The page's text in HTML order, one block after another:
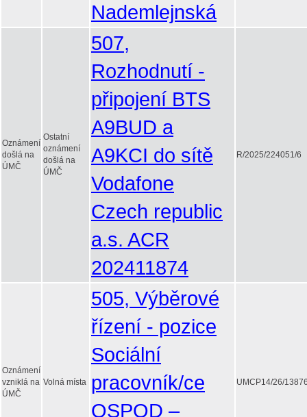
Nademlejnská
Oznámení
došlá na
ÚMČ
Ostatní
oznámení
došlá na
ÚMČ
507,
Rozhodnutí -
připojení BTS
A9BUD a
A9KCI do sítě
Vodafone
Czech republic
a.s. ACR
202411874
R/2025/224051/6
Oznámení
vzniklá na
ÚMČ
Volná místa
505, Výběrové
řízení - pozice
Sociální
pracovník/ce
OSPOD –
UMCP14/26/